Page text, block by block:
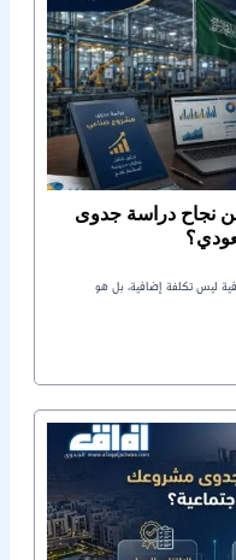
نجاح دراسة جدوى
ليس تكلفة إضافية، بل هو